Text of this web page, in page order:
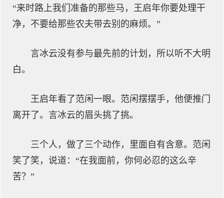
“来时路上我们准备的那些马，王启年你要处理干
净，不要给那些农夫带去别的麻烦。”
言冰云没有参与最先前的计划，所以听不大明
白。
王启年看了范闲一眼。范闲摆摆手，他便推门
离开了。言冰云的眉头挑了挑。
三个人，做了三个动作，里面自有含意。范闲
笑了笑，说道：“在我面前，你何必忍的这么辛
苦？”